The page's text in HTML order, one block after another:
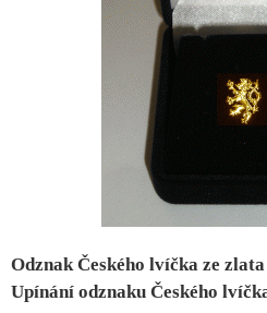
Odznak Českého lvíčka ze
Upínání odznaku Českého